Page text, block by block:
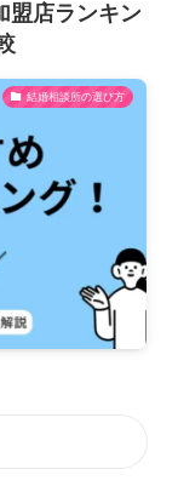
盟店ランキン
結婚相談所の選び方